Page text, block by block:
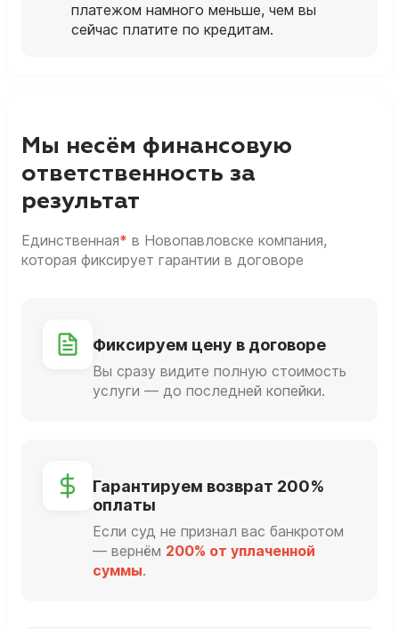
платежом намного меньше, чем вы
сейчас платите по кредитам.
Мы несём финансовую
ответственность за
результат
Единственная* в Новопавловске компания,
которая фиксирует гарантии в договоре
Фиксируем цену в договоре
Вы сразу видите полную стоимость
услуги — до последней копейки.
Гарантируем возврат 200%
оплаты
Если суд не признал вас банкротом
— вернём 200% от уплаченной
суммы.